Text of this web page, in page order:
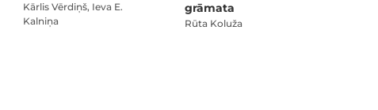
Kārlis Vērdiņš, Ieva E.
Kalniņa
grāmata
Rūta Koluža